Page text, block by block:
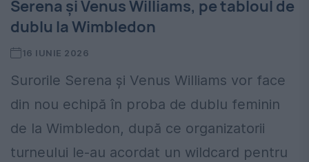
Serena și Venus Williams, pe tabloul de
dublu la Wimbledon
16 IUNIE 2026
Surorile Serena și Venus Williams vor face
din nou echipă în proba de dublu feminin
de la Wimbledon, după ce organizatorii
turneului le-au acordat un wildcard pentru